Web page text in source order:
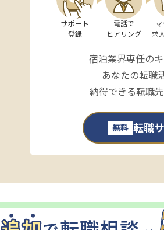
サポート
登録
電話で
ヒアリング
マ
求
宿泊業界専任の
あなたの転職
納得できる転職
無料 転職